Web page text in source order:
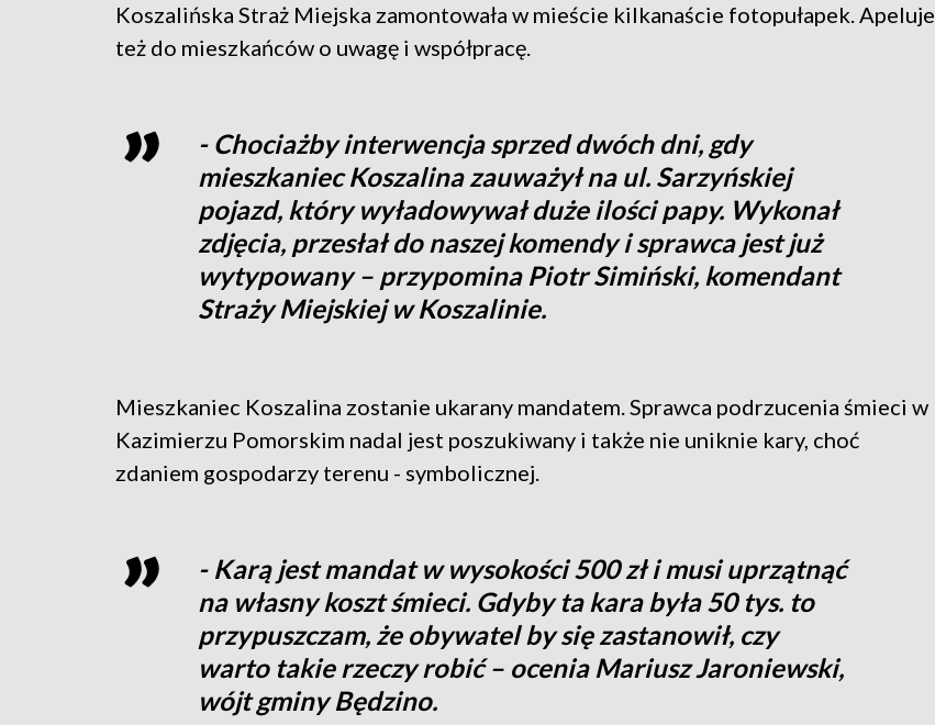
Koszalińska Straż Miejska zamontowała w mieście kilkanaście fotopułapek. Apeluje
też do mieszkańców o uwagę i współpracę.
- Chociażby interwencja sprzed dwóch dni, gdy
mieszkaniec Koszalina zauważył na ul. Sarzyńskiej
pojazd, który wyładowywał duże ilości papy. Wykonał
zdjęcia, przesłał do naszej komendy i sprawca jest już
wytypowany – przypomina Piotr Simiński, komendant
Straży Miejskiej w Koszalinie.
Mieszkaniec Koszalina zostanie ukarany mandatem. Sprawca podrzucenia śmieci w
Kazimierzu Pomorskim nadal jest poszukiwany i także nie uniknie kary, choć
zdaniem gospodarzy terenu - symbolicznej.
- Karą jest mandat w wysokości 500 zł i musi uprzątnąć
na własny koszt śmieci. Gdyby ta kara była 50 tys. to
przypuszczam, że obywatel by się zastanowił, czy
warto takie rzeczy robić – ocenia Mariusz Jaroniewski,
wójt gminy Będzino.